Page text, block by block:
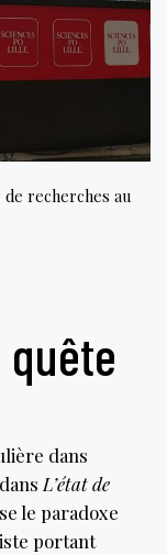
recherches au
dans
L’état de
le paradoxe
portant